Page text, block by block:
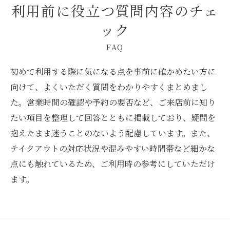
利用前に役立つ質問内容のチェ
ック
FAQ
初めて利用する際に気になる点を事前に確かめたい方に
向けて、よくいただく質問をわかりやすくまとめまし
た。営業時間の確認や予約の要否など、ご来店前に知り
たい項目を整理して回答とともに掲載しており、疑問を
抱えたまま迷うことのないよう配慮しています。また、
テイクアウトの対応状況や混みやすい時間帯など細かな
点にも触れているため、ご利用時の参考にしていただけ
ます。